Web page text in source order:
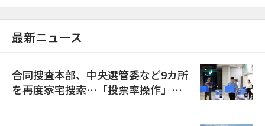
最新ニュース
合同捜査本部、中央選管委など9カ所
を再度家宅捜索…「投票率操作」の